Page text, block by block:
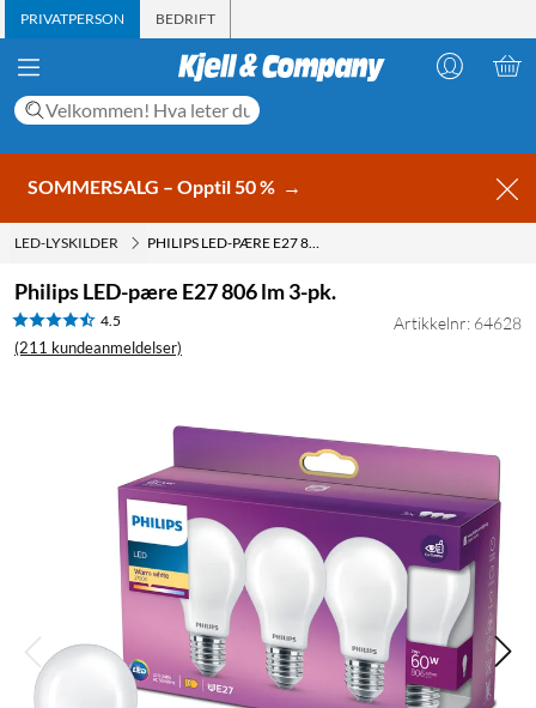
PRIVATPERSON BEDRIFT
SOMMERSALG – Opptil 50 % →
LED-LYSKILDER PHILIPS LED-PÆRE E27 806 LM 3-PK.
Philips LED-pære E27 806 lm 3-pk.
4.5
(211 kundeanmeldelser)
Artikkelnr: 64628